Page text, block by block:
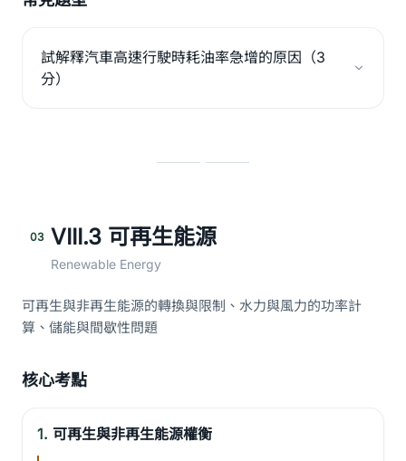
試解釋汽車高速行駛時耗油率急增的原因（3
分）
03 VIII.3 可再生能源
Renewable Energy
可再生與非再生能源的轉換與限制、水力與風力的功率計
算、儲能與間歇性問題
核心考點
1. 可再生與非再生能源權衡